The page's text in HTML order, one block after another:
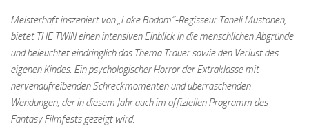
Meisterhaft inszeniert von „Lake Bodom“-Regisseur Taneli Mustonen,
bietet THE TWIN einen intensiven Einblick in die menschlichen Abgründe
und beleuchtet eindringlich das Thema Trauer sowie den Verlust des
eigenen Kindes. Ein psychologischer Horror der Extraklasse mit
nervenaufreibenden Schreckmomenten und überraschenden
Wendungen, der in diesem Jahr auch im offiziellen Programm des
Fantasy Filmfests gezeigt wird.